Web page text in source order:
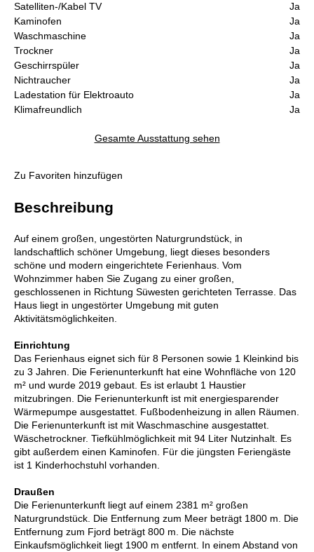
Satelliten-/Kabel TV
Ja
Kaminofen
Ja
Waschmaschine
Ja
Trockner
Ja
Geschirrspüler
Ja
Nichtraucher
Ja
Ladestation für Elektroauto
Ja
Klimafreundlich
Ja
Gesamte Ausstattung sehen
Zu Favoriten hinzufügen
Beschreibung
Auf einem großen, ungestörten Naturgrundstück, in
landschaftlich schöner Umgebung, liegt dieses besonders
schöne und modern eingerichtete Ferienhaus. Vom
Wohnzimmer haben Sie Zugang zu einer großen,
geschlossenen in Richtung Süwesten gerichteten Terrasse. Das
Haus liegt in ungestörter Umgebung mit guten
Aktivitätsmöglichkeiten.
Einrichtung
Das Ferienhaus eignet sich für 8 Personen sowie 1 Kleinkind bis
zu 3 Jahren. Die Ferienunterkunft hat eine Wohnfläche von 120
m² und wurde 2019 gebaut. Es ist erlaubt 1 Haustier
mitzubringen. Die Ferienunterkunft ist mit energiesparender
Wärmepumpe ausgestattet. Fußbodenheizung in allen Räumen.
Die Ferienunterkunft ist mit Waschmaschine ausgestattet.
Wäschetrockner. Tiefkühlmöglichkeit mit 94 Liter Nutzinhalt. Es
gibt außerdem einen Kaminofen. Für die jüngsten Feriengäste
ist 1 Kinderhochstuhl vorhanden.
Draußen
Die Ferienunterkunft liegt auf einem 2381 m² großen
Naturgrundstück. Die Entfernung zum Meer beträgt 1800 m. Die
Entfernung zum Fjord beträgt 800 m. Die nächste
Einkaufsmöglichkeit liegt 1900 m entfernt. In einem Abstand von